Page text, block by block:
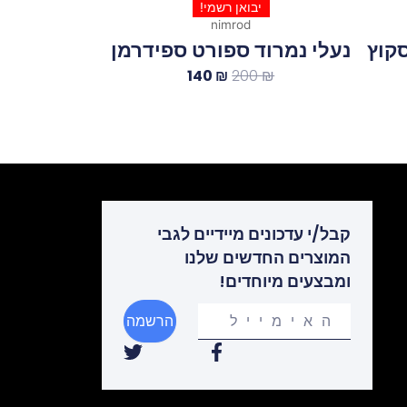
יבואן רשמי!
nimrod
נעלי נמרוד ספורט ספידרמן
200₪
140 ₪
קבל/י עדכונים מיידיים לגבי
המוצרים החדשים שלנו
ומבצעים מיוחדים!
email
הרשמה
F
c
T
i